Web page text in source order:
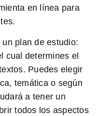
en línea para
plan de estudio:
cual determines el
Puedes elegir
temática o según
a tener un
todos los aspectos